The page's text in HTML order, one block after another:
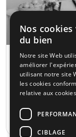
Globe
Andrézieux-
Spécialisés dans
toute la France, nous
traiteur et une
thème. Nous mettons tout en œuvre pour accorder la décoration à votre
événement et créer
15-10000
Nos
du bien
Notre site Web
améliorer
utilisant notre site
les cookies
relative aux
CIBLAGE